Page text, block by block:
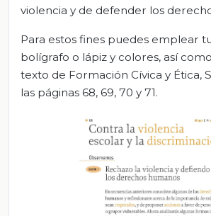
violencia y de defender los
Para estos fines puedes emplear
bolígrafo o lápiz y colores, así
texto de Formación Cívica y Ética,
las páginas 68, 69, 70 y 71.